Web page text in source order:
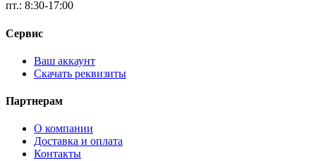
пт.: 8:30-17:00
Сервис
Ваш аккаунт
Скачать реквизиты
Партнерам
О компании
Доставка и оплата
Контакты